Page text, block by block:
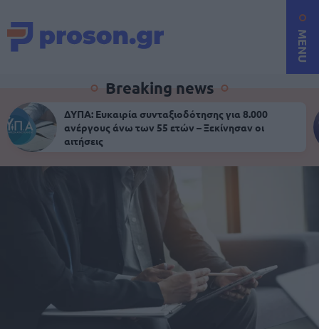
MENU
Breaking news
ΔΥΠΑ: Ευκαιρία συνταξιοδότησης για 8.000
ανέργους άνω των 55 ετών – Ξεκίνησαν οι
αιτήσεις